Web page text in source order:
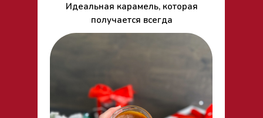
Идеальная карамель, которая
получается всегда